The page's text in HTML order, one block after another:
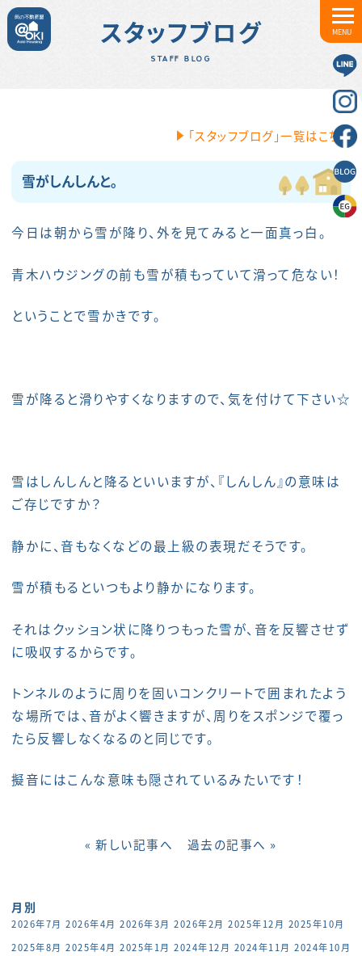
MENU
スタッフブログ
STAFF BLOG
「スタッフブログ」一覧はこちら
雪がしんしんと。
今日は朝から雪が降り、外を見てみると一面真っ白。
青木ハウジングの前も雪が積もっていて滑って危ない！
ということで雪かきです。
雪が降ると滑りやすくなりますので、気を付けて下さい☆
雪はしんしんと降るといいますが、『しんしん』の意味は
ご存じですか？
静かに、音もなくなどの最上級の表現だそうです。
雪が積もるといつもより静かになります。
それはクッション状に降りつもった雪が、音を反響させず
に吸収するからです。
トンネルのように周りを固いコンクリートで囲まれたよう
な場所では、音がよく響きますが、周りをスポンジで覆っ
たら反響しなくなるのと同じです。
擬音にはこんな意味も隠されているみたいです！
« 新しい記事へ 過去の記事へ »
月別
2026年7月 2026年4月 2026年3月 2026年2月 2025年12月 2025年10月
2025年8月 2025年4月 2025年1月 2024年12月 2024年11月 2024年10月